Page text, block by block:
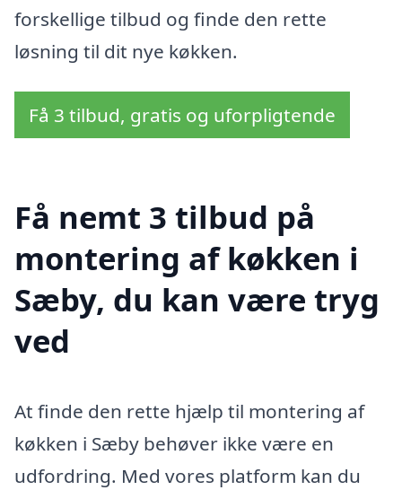
forskellige tilbud og finde den rette
løsning til dit nye køkken.
Få 3 tilbud, gratis og uforpligtende
Få nemt 3 tilbud på
montering af køkken i
Sæby, du kan være tryg
ved
At finde den rette hjælp til montering af
køkken i Sæby behøver ikke være en
udfordring. Med vores platform kan du